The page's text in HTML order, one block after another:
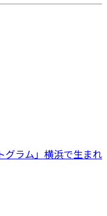
グラム」横浜で生まれ